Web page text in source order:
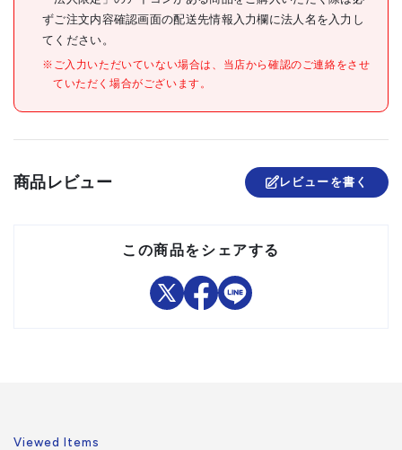
注意事項
●THR5520専用パーツで
す。ほかの機種には使用しな
●提供不可:chemSHERPA
ずご注文内容確認画面の配送先情報入力欄に法人名を入力し
てください。
※ご入力いただいていない場合は、当店から確認のご連絡をさせ
ていただく場合がございます。
商品レビュー レビューを書く
この商品をシェアする
Viewed Items